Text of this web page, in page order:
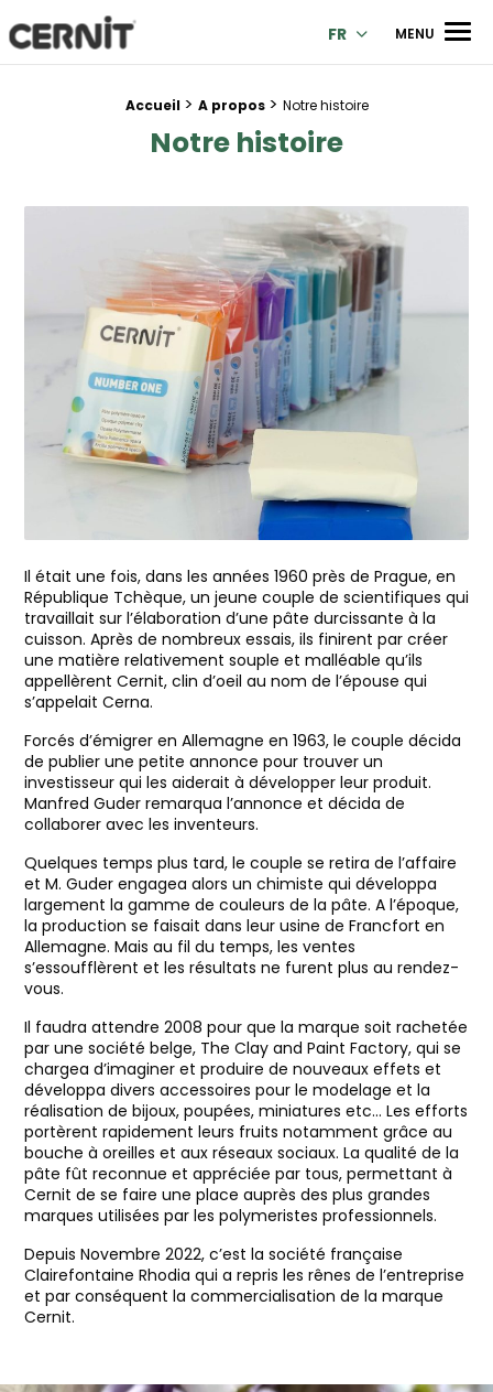
Cernit Une qualité haut de gamme pour des créations
FR MENU
Accueil > A propos > Notre histoire
Notre histoire
Il était une fois, dans les années 1960 près de Prague, en
République Tchèque, un jeune couple de scientifiques qui
travaillait sur l’élaboration d’une pâte durcissante à la
cuisson. Après de nombreux essais, ils finirent par créer
une matière relativement souple et malléable qu’ils
appellèrent Cernit, clin d’oeil au nom de l’épouse qui
s’appelait Cerna.
Forcés d’émigrer en Allemagne en 1963, le couple décida
de publier une petite annonce pour trouver un
investisseur qui les aiderait à développer leur produit.
Manfred Guder remarqua l’annonce et décida de
collaborer avec les inventeurs.
Quelques temps plus tard, le couple se retira de l’affaire
et M. Guder engagea alors un chimiste qui développa
largement la gamme de couleurs de la pâte. A l’époque,
la production se faisait dans leur usine de Francfort en
Allemagne. Mais au fil du temps, les ventes
s’essoufflèrent et les résultats ne furent plus au rendez-
vous.
Il faudra attendre 2008 pour que la marque soit rachetée
par une société belge, The Clay and Paint Factory, qui se
chargea d’imaginer et produire de nouveaux effets et
développa divers accessoires pour le modelage et la
réalisation de bijoux, poupées, miniatures etc… Les efforts
portèrent rapidement leurs fruits notamment grâce au
bouche à oreilles et aux réseaux sociaux. La qualité de la
pâte fût reconnue et appréciée par tous, permettant à
Cernit de se faire une place auprès des plus grandes
marques utilisées par les polymeristes professionnels.
Depuis Novembre 2022, c’est la société française
Clairefontaine Rhodia qui a repris les rênes de l’entreprise
et par conséquent la commercialisation de la marque
Cernit.